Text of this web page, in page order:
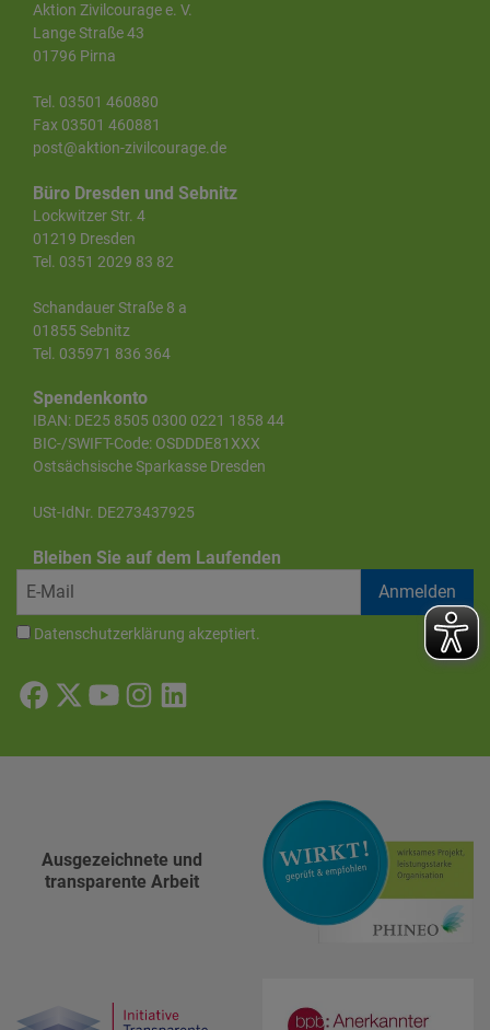
Aktion Zivilcourage e. V.
Lange Straße 43
01796 Pirna
Tel. 03501 460880
Fax 03501 460881
post@aktion-zivilcourage.de
Büro Dresden und Sebnitz
Lockwitzer Str. 4
01219 Dresden
Tel. 0351 2029 83 82
Schandauer Straße 8 a
01855 Sebnitz
Tel. 035971 836 364
Spendenkonto
IBAN: DE25 8505 0300 0221 1858 44
BIC-/SWIFT-Code: OSDDDE81XXX
Ostsächsische Sparkasse Dresden
USt-IdNr. DE273437925
Bleiben Sie auf dem Laufenden
Datenschutzerklärung akzeptiert.
Ausgezeichnete und
transparente Arbeit